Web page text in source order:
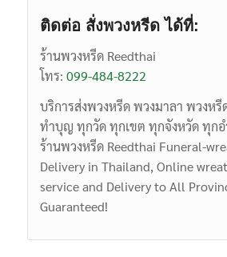
ติดต่อ สั่งพวงหรีด ได้ที่:
ร้านพวงหรีด Reedthai
โทร: 099-484-8222
บริการส่งพวงหรีด พวงมาลา พวงหรี
ทำบุญ ทุกวัด ทุกเขต ทุกจังหวัด ทุกอ
ร้านพวงหรีด Reedthai Funeral-
Delivery in Thailand, Online
service and Delivery to All
Guaranteed!